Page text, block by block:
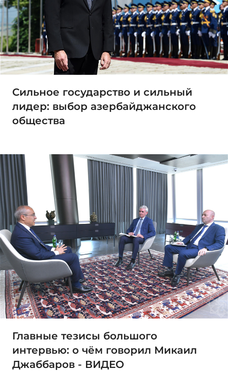
Сильное государство и сильный
лидер: выбор азербайджанского
общества
Главные тезисы большого
интервью: о чём говорил Микаил
Джаббаров - ВИДЕО